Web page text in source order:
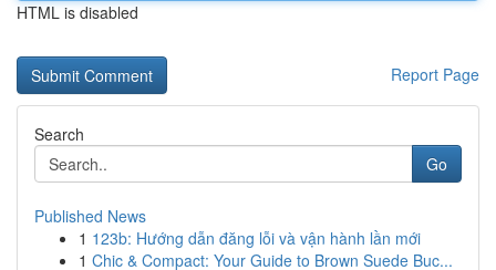
HTML is disabled
Report Page
Search
Go
Published News
1 123b: Hướng dẫn đăng lỗi và vận hành lần mới
1 Chic & Compact: Your Guide to Brown Suede Buc...